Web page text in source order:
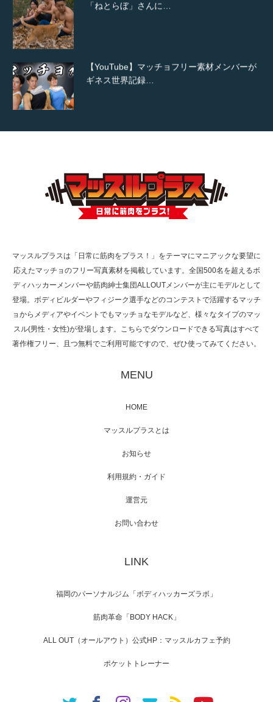
ギネス世界記録…
【TV】TBS番組「ひるおび」にてマッスルプ
TOKYO FMラジオ番組「ONE MORNING」
で紹介さ…
た（6/8放送）
映画「メカバース」舞台挨拶へマッスルプラ
【TV】NHK BS「COOL JAPAN 」にてマッス
「ねとらぼ」さんに…
マッスルプラスは「日常に筋肉をプラス！」をテーマにマニアックな要望に
応えたマッチョのフリー写真素材を掲載しています。全国500名を超えるボ
ディハッカーメンバーや筋肉紳士集団ALLOUTメンバーが主にモデルとして
登場。ボディビルダーやフィジーク選手などのコンテストで活躍するマッチ
ョからメディアやイベントでもマッチョなモデルなど、様々なタイプのマッ
スル(男性・女性)が登場します。こちらでダウンロードできる写真はすべて
著作権フリー、且つ無料でご利用可能ですので、ぜひ使ってみてください。
MENU
HOME
マッスルプラスとは
お知らせ
利用規約・ガイド
運営元
お問い合わせ
LINK
福岡のパーソナルジム「ボディハッカーズラボ」
筋肉革命「BODY HACK」
ALL OUT（オールアウト）公式HP：マッスルカフェ予約
ポケットトレーナー